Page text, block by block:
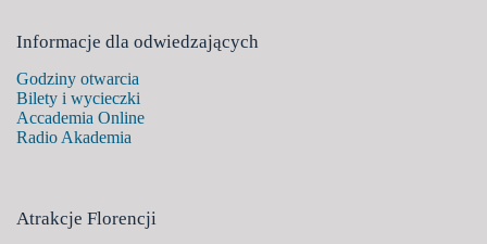
Informacje dla odwiedzających
Godziny otwarcia
Bilety i wycieczki
Accademia Online
Radio Akademia
Atrakcje Florencji